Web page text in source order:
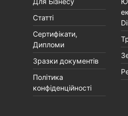
Статті
Сертифікати,
Дипломи
Зразки документів
Політика
конфіденційності